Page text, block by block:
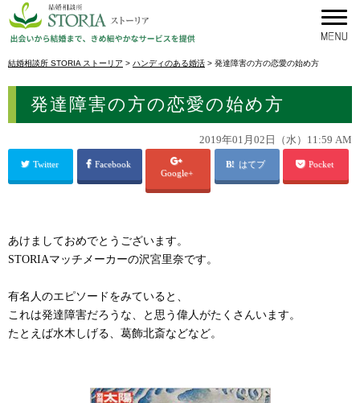
結婚相談所 STORIA ストーリア > ハンディのある婚活 > 発達障害の方の恋愛の始め方
発達障害の方の恋愛の始め方
2019年01月02日（水）11:59 AM
Twitter
Facebook
Google+
はてブ Pocket
あけましておめでとうございます。
STORIAマッチメーカーの沢宮里奈です。
有名人のエピソードをみていると、
これは発達障害だろうな、と思う偉人がたくさんいます。
たとえば水木しげる、葛飾北斎などなど。